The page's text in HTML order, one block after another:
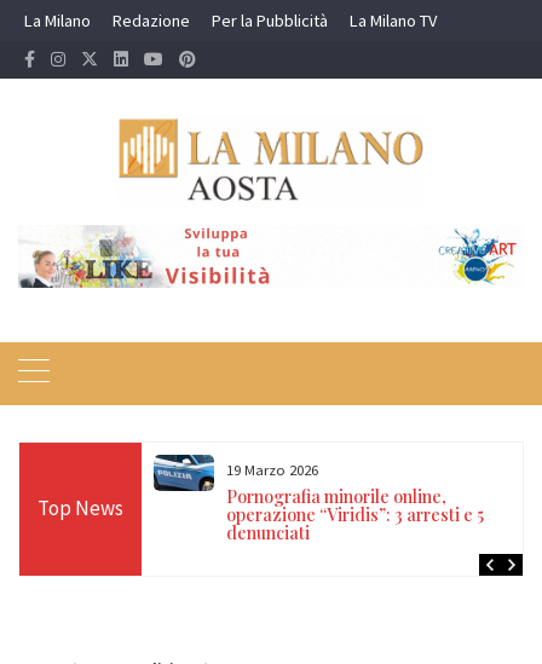
Skip
content
La Milano Redazione Per la Pubblicità La Milano TV
Top News
ore sulle Alpi:
Cervino e
19 Marzo 2026
Pornografia minorile online,
operazione “Viridis”: 3 arresti e 5
denunciati